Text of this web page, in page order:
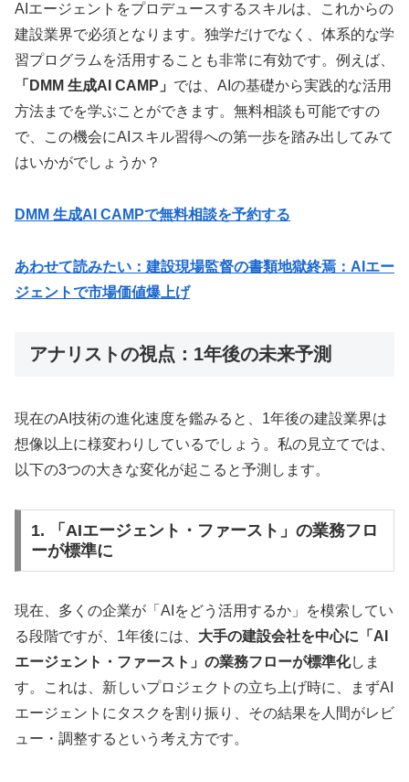
AIエージェントをプロデュースするスキルは、これからの
建設業界で必須となります。独学だけでなく、体系的な学
習プログラムを活用することも非常に有効です。例えば、
「DMM 生成AI CAMP」 では、AIの基礎から実践的な活用
方法までを学ぶことができます。無料相談も可能ですの
で、この機会にAIスキル習得への第一歩を踏み出してみて
はいかがでしょうか？
DMM 生成AI CAMPで無料相談を予約する
あわせて読みたい：建設現場監督の書類地獄終焉：AIエー
ジェントで市場価値爆上げ
アナリストの視点：1年後の未来予測
現在のAI技術の進化速度を鑑みると、1年後の建設業界は
想像以上に様変わりしているでしょう。私の見立てでは、
以下の3つの大きな変化が起こると予測します。
1. 「AIエージェント・ファースト」の業務フロ
ーが標準に
現在、多くの企業が「AIをどう活用するか」を模索してい
る段階ですが、1年後には、 大手の建設会社を中心に「AI
エージェント・ファースト」の業務フローが標準化しま
す。これは、新しいプロジェクトの立ち上げ時に、まずAI
エージェントにタスクを割り振り、その結果を人間がレビ
ュー・調整するという考え方です。